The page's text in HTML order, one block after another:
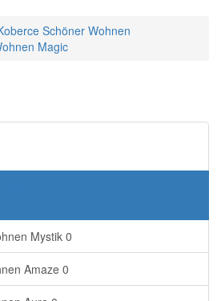
Schöner Wohnen
Magic
Mystik 0
Amaze 0